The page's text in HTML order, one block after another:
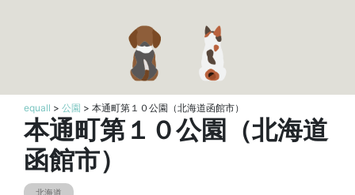
equall > 公園 > 本通町第１０公園（北海道函館市）
本通町第１０公園（北海道
函館市）
北海道